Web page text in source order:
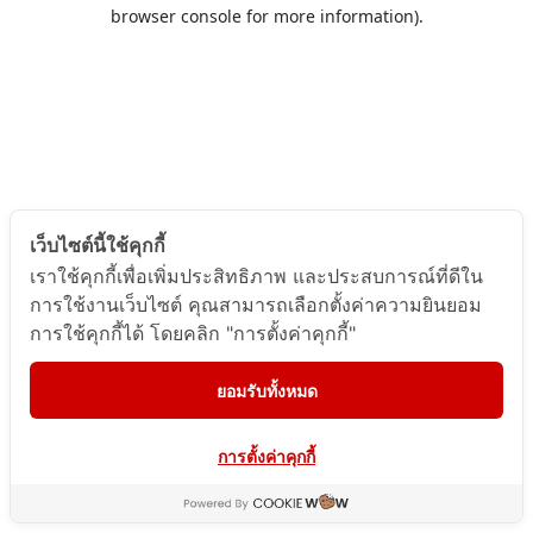
browser console for more information).
เว็บไซต์นี้ใช้คุกกี้
เราใช้คุกกี้เพื่อเพิ่มประสิทธิภาพ และประสบการณ์ที่ดีใน
การใช้งานเว็บไซต์ คุณสามารถเลือกตั้งค่าความยินยอม
การใช้คุกกี้ได้ โดยคลิก "การตั้งค่าคุกกี้"
ยอมรับทั้งหมด
การตั้งค่าคุกกี้